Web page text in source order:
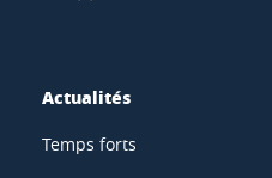
Actualités
Temps forts